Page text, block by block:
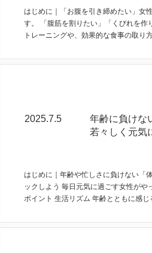
はじめに｜「お腹を引き締めたい」女
す。 「腹筋を割りたい」「くびれを
トレーニングや、効果的な食事の取り
2025.7.5
年齢に負けな
若々しく元気
はじめに｜年齢や忙しさに負けない「
ックしよう 毎日元気に過ごす女性が
ポイント 生活リズム 年齢とともに感